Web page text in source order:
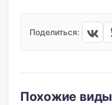
Поделиться:
Похожие виды